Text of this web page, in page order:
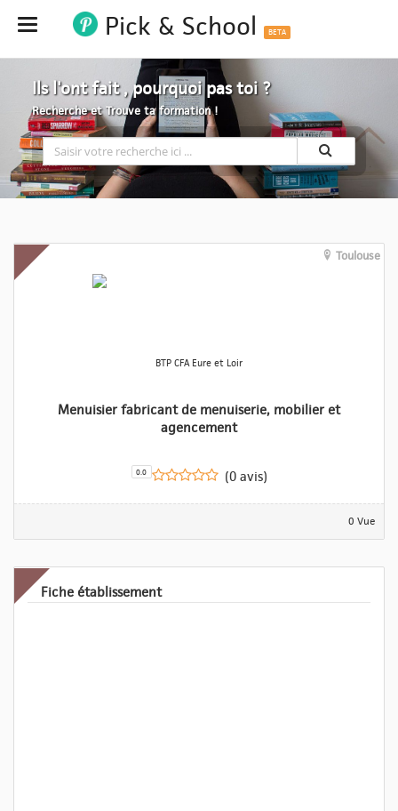
Hide Pick & School BETA
Ils l'ont fait , pourquoi pas toi ?
Recherche et Trouve ta formation !
Toulouse
BTP CFA Eure et Loir
Menuisier fabricant de menuiserie, mobilier et
agencement
0.0 (0 avis)
0 Vue
Fiche établissement